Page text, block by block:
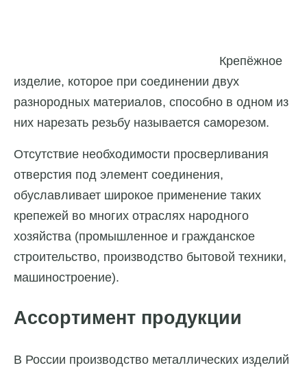
Крепёжное
изделие, которое при соединении двух
разнородных материалов, способно в одном из
них нарезать резьбу называется саморезом.
Отсутствие необходимости просверливания
отверстия под элемент соединения,
обуславливает широкое применение таких
крепежей во многих отраслях народного
хозяйства (промышленное и гражданское
строительство, производство бытовой техники,
машиностроение).
Ассортимент продукции
В России производство металлических изделий